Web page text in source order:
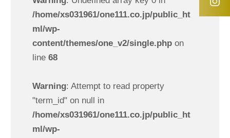
/home/xs031961/one111.co.jp/public_ht
ml/wp-
content/themes/one_v2/single.phpon
line 68
Warning: Attempt to read property
"term_id" on null in
/home/xs031961/one111.co.jp/public_ht
ml/wp-